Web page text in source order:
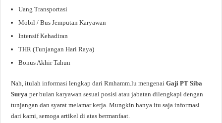
Uang Transportasi
Mobil / Bus Jemputan Karyawan
Intensif Kehadiran
THR (Tunjangan Hari Raya)
Bonus Akhir Tahun
Nah, itulah informasi lengkap dari Rmhamm.lu mengenaiGaji PT Siba
Suryaper bulan karyawan sesuai posisi atau jabatan dilengkapi dengan
tunjangan dan syarat melamar kerja. Mungkin hanya itu saja informasi
dari kami, semoga artikel di atas bermanfaat.